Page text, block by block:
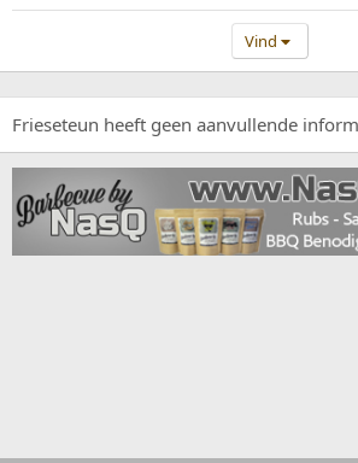
Vind
Frieseteun heeft geen aanvullende